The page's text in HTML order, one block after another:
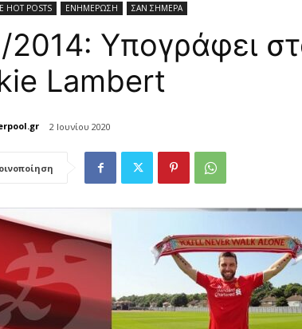
HOT POSTS ΕΝΗΜΕΡΩΣΗ ΣΑΝ ΣΗΜΕΡΑ
Υπογράφει
Lambert
2 Ιουνίου 2020